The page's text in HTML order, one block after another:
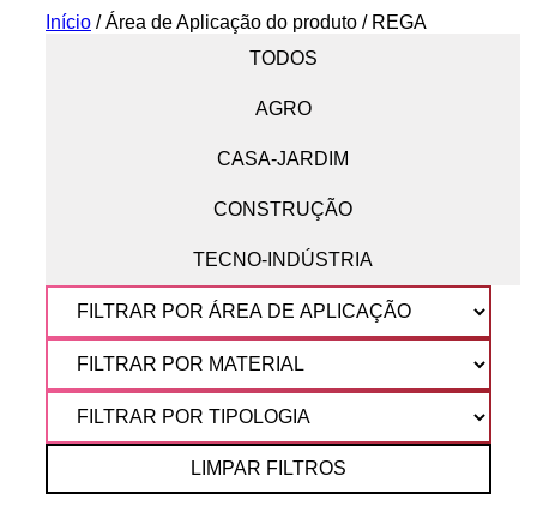
Início / Área de Aplicação do produto / REGA
TODOS
AGRO
CASA-JARDIM
CONSTRUÇÃO
TECNO-INDÚSTRIA
LIMPAR FILTROS